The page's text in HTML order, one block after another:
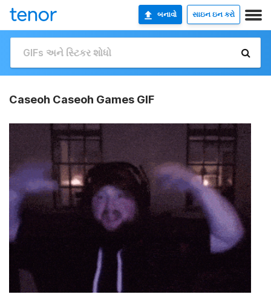
બનાવો સાઇન ઇન કરો
Caseoh Caseoh Games GIF